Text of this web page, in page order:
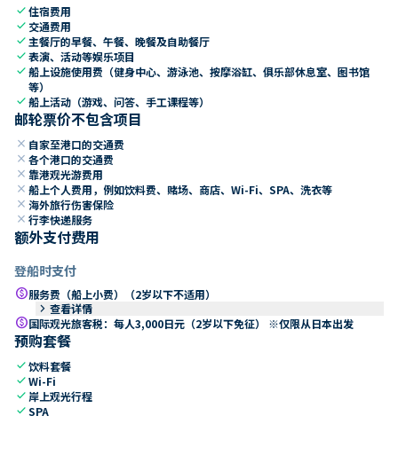
check住宿费用
check 交通费用
check 主餐厅的早餐、午餐、晚餐及自助餐厅
check表演、活动等娱乐项目
check船上设施使用费（健身中心、游泳池、按摩浴缸、俱乐部休息室、图书馆
等）
check船上活动（游戏、问答、手工课程等）
邮轮票价不包含项目
close 自家至港口的交通费
close 各个港口的交通费
close 靠港观光游费用
close 船上个人费用，例如饮料费、赌场、商店、Wi-Fi、SPA、洗衣等
close 海外旅行伤害保险
close 行李快递服务
额外支付费用
登船时支付
paid服务费（船上小费）（2岁以下不适用）
keyboard_arrow_right 查看详情
paid国际观光旅客税：每人3,000日元（2岁以下免征） ※仅限从日本出发
预购套餐
check饮料套餐
checkWi-Fi
check 岸上观光行程
checkSPA